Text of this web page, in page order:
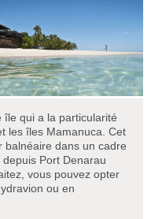
île qui a la particularité
les îles Mamanuca. Cet
balnéaire dans un cadre
Port Denarau
vous pouvez opter
ou en